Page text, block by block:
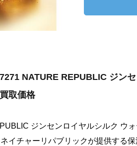
NATURE REPUBLIC ジン
取価格
ジンセンロイヤルシルク ウ
イチャーリパブリックが提供する